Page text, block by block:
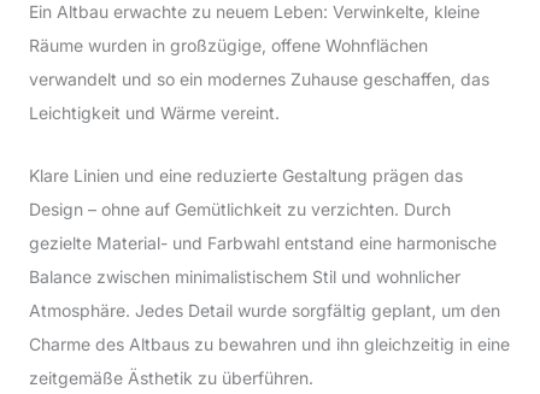
Ein Altbau erwachte zu neuem Leben: Verwinkelte, kleine
Räume wurden in großzügige, offene Wohnflächen
verwandelt und so ein modernes Zuhause geschaffen, das
Leichtigkeit und Wärme vereint.
Klare Linien und eine reduzierte Gestaltung prägen das
Design – ohne auf Gemütlichkeit zu verzichten. Durch
gezielte Material- und Farbwahl entstand eine harmonische
Balance zwischen minimalistischem Stil und wohnlicher
Atmosphäre. Jedes Detail wurde sorgfältig geplant, um den
Charme des Altbaus zu bewahren und ihn gleichzeitig in eine
zeitgemäße Ästhetik zu überführen.